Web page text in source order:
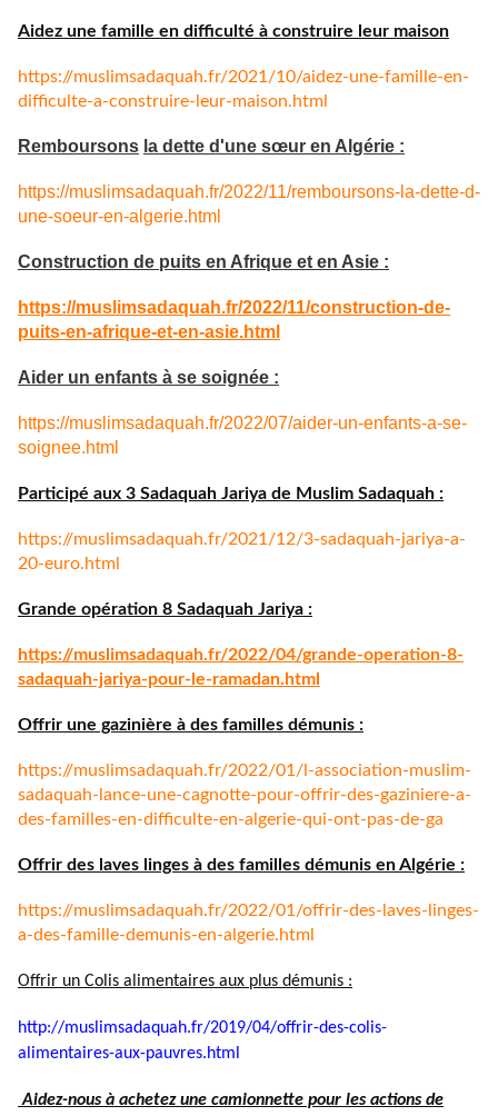
Aidez une famille en difficulté à construire leur maison
https://muslimsadaquah.fr/2021/10/aidez-une-famille-en-
difficulte-a-construire-leur-maison.html
Remboursons la dette d'une sœur en Algérie :
https://muslimsadaquah.fr/2022/11/remboursons-la-dette-d-
une-soeur-en-algerie.html
Construction de puits en Afrique et en Asie :
https://muslimsadaquah.fr/2022/11/construction-de-
puits-en-afrique-et-en-asie.html
Aider un enfants à se soignée :
https://muslimsadaquah.fr/2022/07/aider-un-enfants-a-se-
soignee.html
Participé aux 3 Sadaquah Jariya de Muslim Sadaquah :
https://muslimsadaquah.fr/2021/12/3-sadaquah-jariya-a-
20-euro.html
Grande opération 8 Sadaquah Jariya :
https://muslimsadaquah.fr/2022/04/grande-operation-8-
sadaquah-jariya-pour-le-ramadan.html
Offrir une gazinière à des familles démunis :
https://muslimsadaquah.fr/2022/01/l-association-muslim-
sadaquah-lance-une-cagnotte-pour-offrir-des-gaziniere-a-
des-familles-en-difficulte-en-algerie-qui-ont-pas-de-ga
Offrir des laves linges à des familles démunis en Algérie :
https://muslimsadaquah.fr/2022/01/offrir-des-laves- linges-
a-des-famille-demunis-en-algerie.html
Offrir un Colis alimentaires aux plus démunis :
http://muslimsadaquah.fr/2019/04/offrir-des-colis-
alimentaires-aux-pauvres.html
Aidez-nous à achetez une camionnette pour les actions de